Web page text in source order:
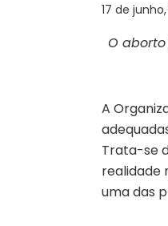
17 de
O
A
Trata-se
realidade
uma das